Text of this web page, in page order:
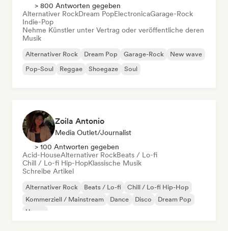
> 800 Antworten gegeben
Alternativer RockDream PopElectronicaGarage-Rock
Indie-Pop
Nehme Künstler unter Vertrag oder veröffentliche deren
Musik
Alternativer Rock Dream Pop Garage-Rock
New wave
Pop-Soul
Reggae Shoegaze Soul
Zoila Antonio
Media Outlet/Journalist
> 100 Antworten gegeben
Acid-HouseAlternativer RockBeats / Lo-fi
Chill / Lo-fi Hip-HopKlassische Musik
Schreibe Artikel
Alternativer Rock Beats / Lo-fi
Chill / Lo-fi Hip-Hop
Kommerziell / Mainstream
Dance Disco
Dream Pop
House